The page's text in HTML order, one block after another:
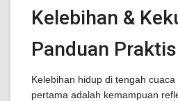
Kelebihan &
Panduan Praktis
Kelebihan hidup di tengah
pertama adalah kemampuan